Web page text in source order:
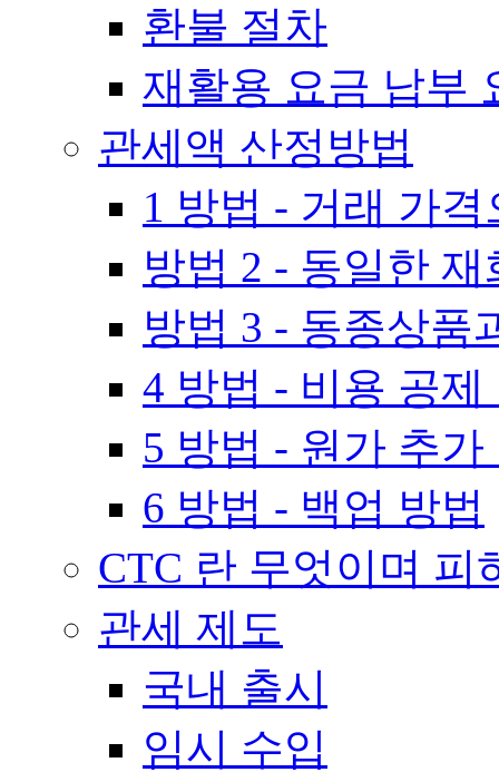
환불 절차
재활용 요금 납부
관세액 산정방법
1 방법 - 거래 가
방법 2 - 동일한
방법 3 - 동종상품
4 방법 - 비용 공제
5 방법 - 원가 추가
6 방법 - 백업 방법
CTC 란 무엇이며 피
관세 제도
국내 출시
임시 수입